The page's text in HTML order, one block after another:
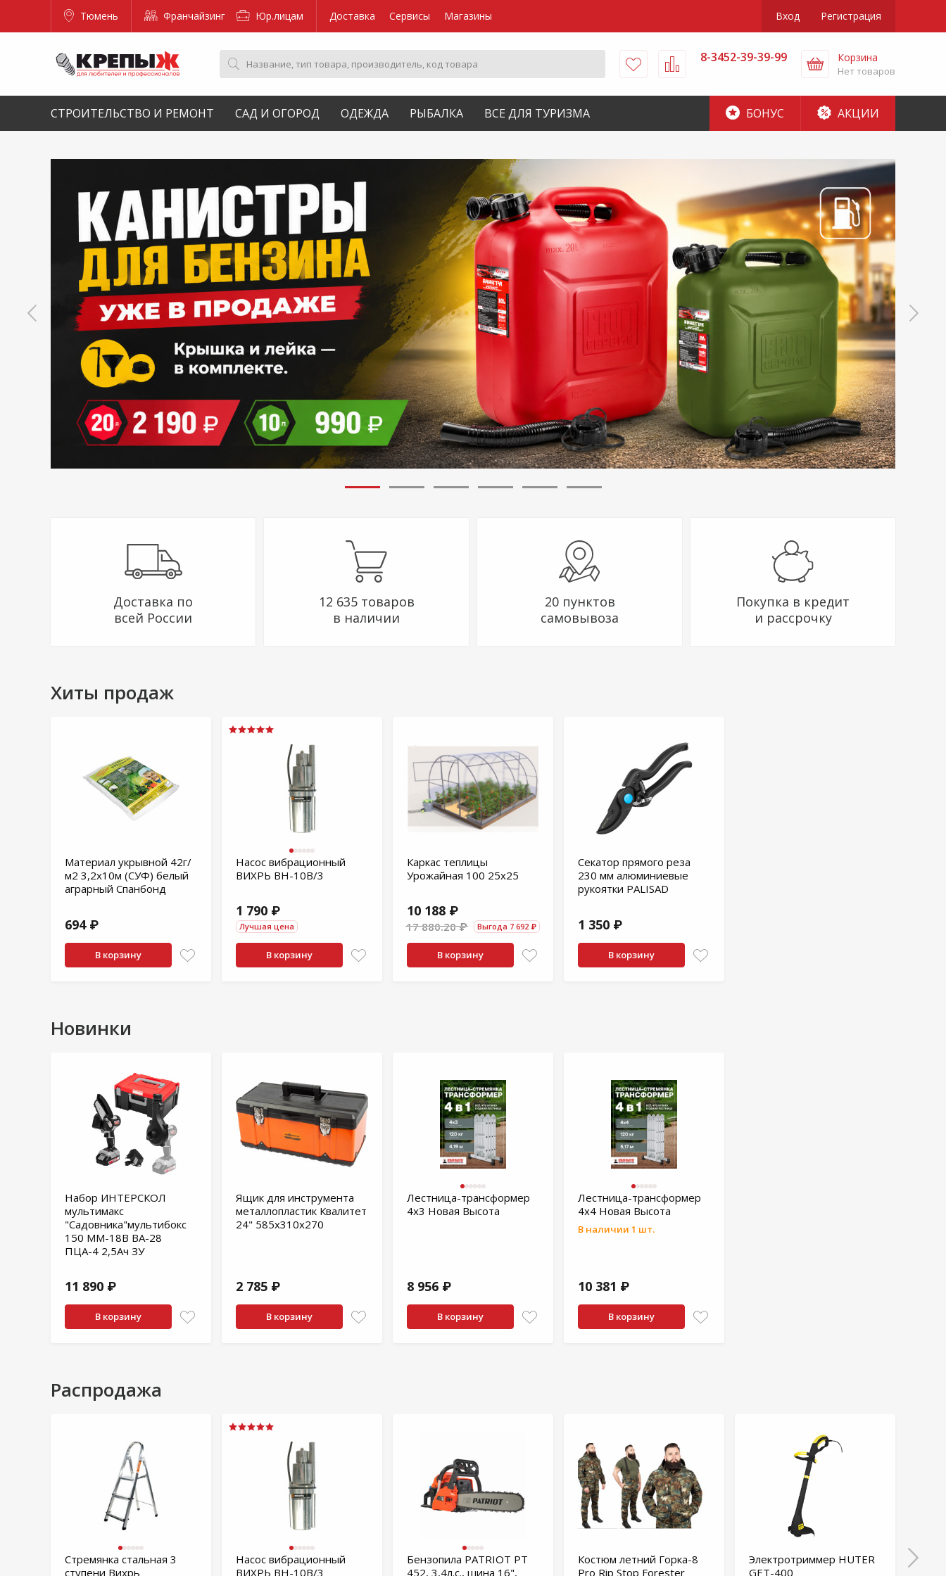
Тюмень Франчайзинг Юр.лицам Доставка Сервисы Магазины Вход Регистрация
8-3452-39-39-99 Корзина
Нет товаров
СТРОИТЕЛЬСТВО И РЕМОНТ САД И ОГОРОД ОДЕЖДА РЫБАЛКА ВСЕ ДЛЯ ТУРИЗМА БОНУС АКЦИИ
Доставка по
всей России
12 635 товаров
в наличии
20 пунктов
самовывоза
Покупка в кредит
и рассрочку
Хиты продаж
Материал укрывной 42г/
м2 3,2х10м (СУФ) белый
аграрный Спанбонд
694 ₽
В корзину
Насос вибрационный
ВИХРЬ ВН-10В/3
1 790 ₽
Лучшая цена
В корзину
Каркас теплицы
Урожайная 100 25х25
10 188 ₽
17 880.20 ₽ Выгода 7 692 ₽
В корзину
Секатор прямого реза
230 мм алюминиевые
рукоятки PALISAD
1 350 ₽
В корзину
Новинки
Набор ИНТЕРСКОЛ
мультимакс
"Садовника"мультибокс
150 ММ-18В ВА-28
ПЦА-4 2,5Ач ЗУ
11 890 ₽
В корзину
Ящик для инструмента
металлопластик Квалитет
24" 585х310х270
2 785 ₽
В корзину
Лестница-трансформер
4х3 Новая Высота
8 956 ₽
В корзину
Лестница-трансформер
4х4 Новая Высота
В наличии 1 шт.
10 381 ₽
В корзину
Распродажа
Стремянка стальная 3
ступени Вихрь
Насос вибрационный
ВИХРЬ ВН-10В/3
Бензопила PATRIOT PT
452, 3,4л.с., шина 16",
Костюм летний Горка-8
Pro Rip Stop Forester
Электротриммер HUTER
GET-400